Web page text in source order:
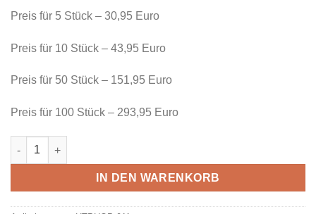
Preis für 5 Stück – 30,95 Euro
Preis für 10 Stück – 43,95 Euro
Preis für 50 Stück – 151,95 Euro
Preis für 100 Stück – 293,95 Euro
5 Stück QR-Code Haustier Video Karte Menge
IN DEN WARENKORB